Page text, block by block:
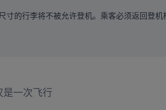
的行李将不被允许登机。乘客必须返回登机
是一次飞行